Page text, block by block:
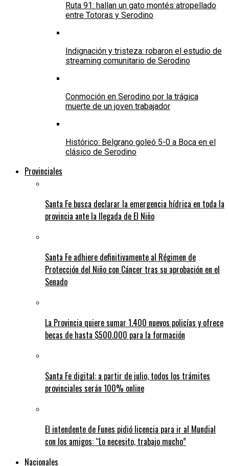
Ruta 91: hallan un gato montés atropellado
entre Totoras y Serodino
Indignación y tristeza: robaron el estudio de
streaming comunitario de Serodino
Conmoción en Serodino por la trágica
muerte de un joven trabajador
Histórico: Belgrano goleó 5-0 a Boca en el
clásico de Serodino
Provinciales
Santa Fe busca declarar la emergencia hídrica en toda la
provincia ante la llegada de El Niño
Santa Fe adhiere definitivamente al Régimen de
Protección del Niño con Cáncer tras su aprobación en el
Senado
La Provincia quiere sumar 1.400 nuevos policías y ofrece
becas de hasta $500.000 para la formación
Santa Fe digital: a partir de julio, todos los trámites
provinciales serán 100% online
El intendente de Funes pidió licencia para ir al Mundial
con los amigos: “Lo necesito, trabajo mucho”
Nacionales